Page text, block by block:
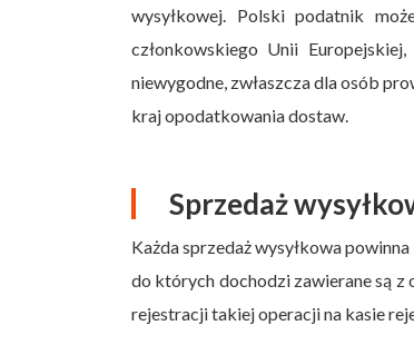
wysyłkowej. Polski podatnik
członkowskiego Unii
niewygodne, zwłaszcza dla osób
kraj opodatkowania dostaw.
Sprzedaż
Każda sprzedaż wysyłkowa
do których dochodzi zawierane są z
rejestracji takiej operacji na kasie